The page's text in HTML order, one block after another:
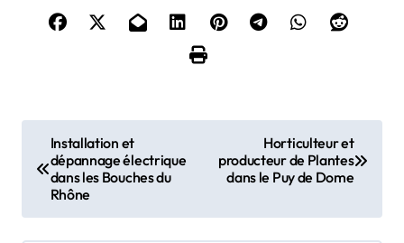
a
v
Installation et
dépannage électrique
dans les Bouches du
Rhône
Horticulteur et
producteur de Plantes
dans le Puy de Dome